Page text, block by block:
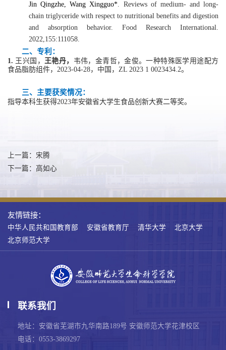
Jin Qingzhe, Wang Xingguo*. Reviews of medium- and long-
chain triglyceride with respect to nutritional benefits and digestion
and absorption behavior. Food Research International.
2022,155:111058.
二、专利：
1. 王兴国， 王艳丹， 韦伟，金青哲，金俊。一种特殊医学用途配方
食品脂肪组件，2023-04-28，中国，ZL 2023 1 0023434.2。
三、主要获奖情况：
指导本科生获得2023年安徽省大学生食品创新大赛二等奖。
上一篇：宋腾
下一篇：高如心
友情链接：
中华人民共和国教育部 安徽省教育厅 清华大学
北京大学
北京师范大学
联系我们
地址：安徽省芜湖市九华南路189号 安徽师范大学花津校区
电话：0553-3869297